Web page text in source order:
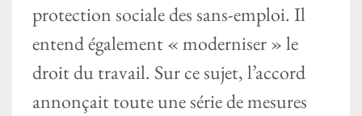
protection sociale des sans-emploi. Il
entend également « moderniser » le
droit du travail. Sur ce sujet, l’accord
annonçait toute une série de mesures